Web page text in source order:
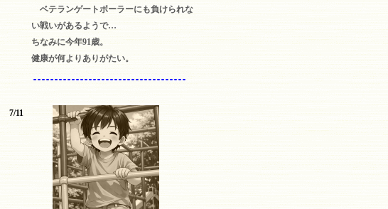
ベテランゲートボーラーにも負けられな
い戦いがあるようで…
ちなみに今年91歳。
健康が何よりありがたい。
7/11